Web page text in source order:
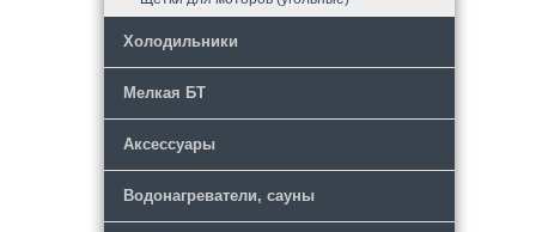
Холодильники
Мелкая БТ
Аксессуары
Водонагреватели, сауны